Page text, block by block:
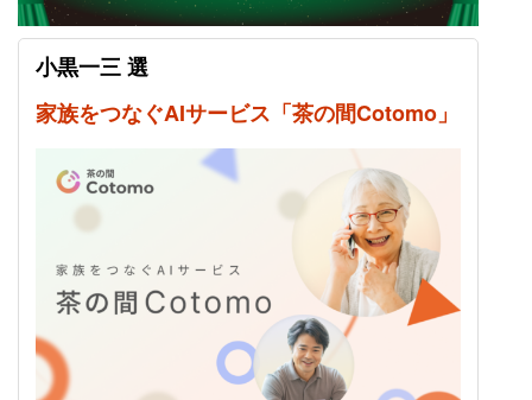
小黒一三 選
家族をつなぐAIサービス「茶の間Cotomo」